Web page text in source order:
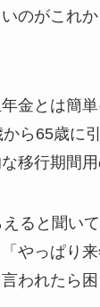
のがこれ
金とは簡
ら65歳に
移行期間用
ると聞い
やっぱり
われたら